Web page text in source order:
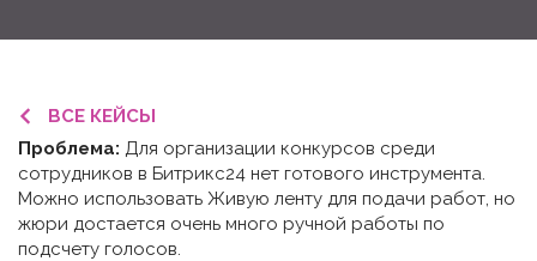
ВСЕ КЕЙСЫ
Проблема: Для организации конкурсов среди
сотрудников в Битрикс24 нет готового инструмента.
Можно использовать Живую ленту для подачи работ, но
жюри достается очень много ручной работы по
подсчету голосов.